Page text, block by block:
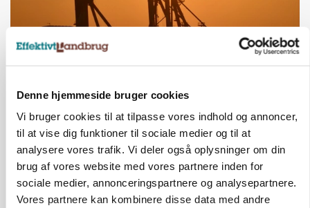
Denne hjemmeside bruger cookies
Vi bruger cookies til at tilpasse vores indhold og annoncer,
til at vise dig funktioner til sociale medier og til at
analysere vores trafik. Vi deler også oplysninger om din
brug af vores website med vores partnere inden for
sociale medier, annonceringspartnere og analysepartnere.
Vores partnere kan kombinere disse data med andre
MARKEDSFOKUS
Olien styrer råvaremarkederne
Annonce